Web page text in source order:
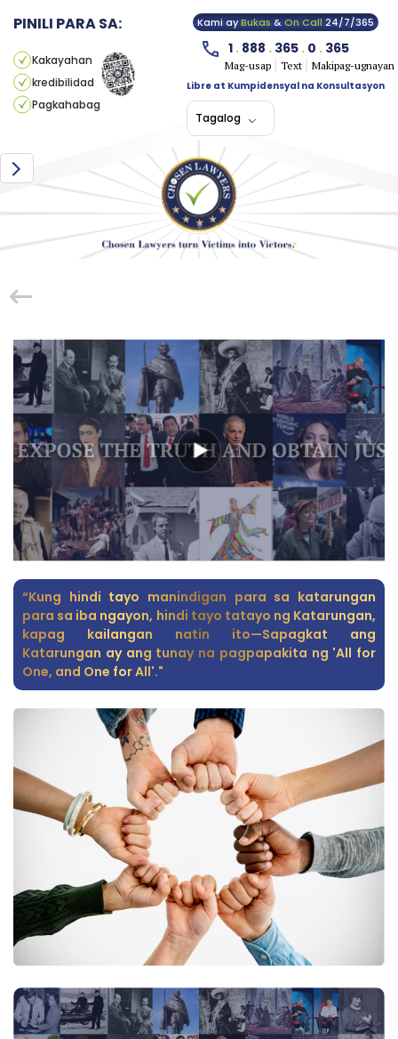
PINILI PARA SA:
Kakayahan
kredibilidad
Pagkahabag
Kami ayBukas&On Call24/7/365
1 . 888 . 365 . 0 . 365
Mag-usap Text
Makipag-ugnayan
Libre at Kumpidensyal na Konsultasyon
Tagalog
“Kung hindi tayo manindigan para sa katarungan
para sa iba ngayon, hindi tayo tatayo ng Katarungan,
kapag kailangan natin ito—Sapagkat ang
Katarungan ay ang tunay na pagpapakita ng 'All for
One, and One for All'."